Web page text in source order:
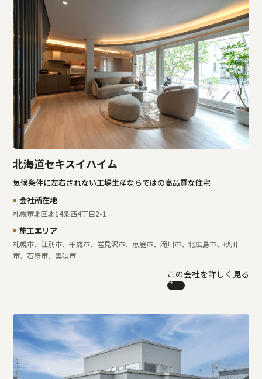
北海道セキスイハイム
気候条件に左右されない工場生産ならではの高品質な住宅
会社所在地
札幌市北区北14条西4丁目2-1
施工エリア
札幌市、江別市、千歳市、岩見沢市、恵庭市、滝川市、北広島市、砂川
市、石狩市、美唄市…
この会社を詳しく見る